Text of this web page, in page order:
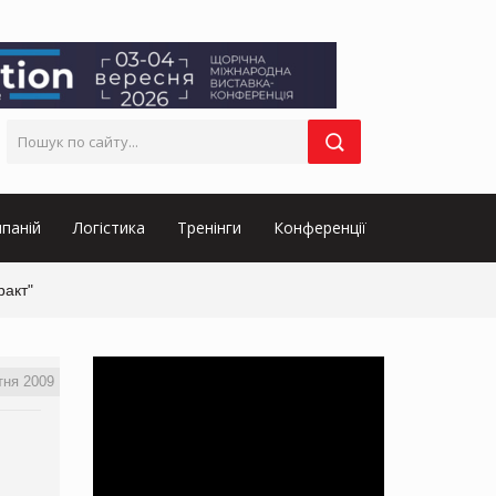
Логістика Тренінги Конференції
2009